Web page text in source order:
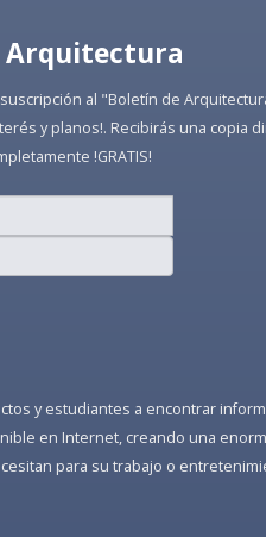
Arquitectura
suscripción al "Boletín de
y planos!. Recibirás una copia
!GRATIS!
y estudiantes a encontrar
en Internet, creando una
para su trabajo o